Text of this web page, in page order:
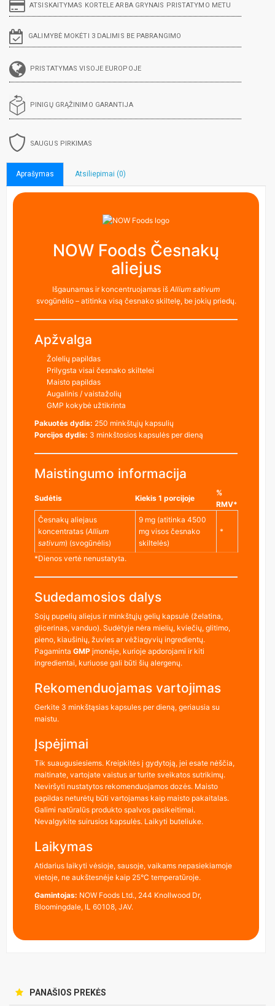
ATSISKAITYMAS KORTELE ARBA GRYNAIS PRISTATYMO METU
GALIMYBĖ MOKĖTI 3 DALIMIS BE PABRANGIMO
PRISTATYMAS VISOJE EUROPOJE
PINIGŲ GRĄŽINIMO GARANTIJA
SAUGUS PIRKIMAS
Aprašymas Atsiliepimai (0)
NOW Foods Česnakų
aliejus
Išgaunamas ir koncentruojamas iš Allium sativum
svogūnėlio – atitinka visą česnako skiltelę, be jokių priedų.
Apžvalga
Žolelių papildas
Prilygsta visai česnako skiltelei
Maisto papildas
Augalinis / vaistažolių
GMP kokybė užtikrinta
Pakuotės dydis: 250 minkštųjų kapsulių
Porcijos dydis: 3 minkštosios kapsulės per dieną
Maistingumo informacija
Sudėtis Kiekis 1 porcijoje
%
RMV*
Česnakų aliejaus
koncentratas (Allium
sativum) (svogūnėlis)
9 mg (atitinka 4500
mg visos česnako
skiltelės)
*
*Dienos vertė nenustatyta.
Sudedamosios dalys
Sojų pupelių aliejus ir minkštųjų gelių kapsulė (želatina,
glicerinas, vanduo). Sudėtyje nėra mielių, kviečių, glitimo,
pieno, kiaušinių, žuvies ar vėžiagyvių ingredientų.
Pagaminta GMP įmonėje, kurioje apdorojami ir kiti
ingredientai, kuriuose gali būti šių alergenų.
Rekomenduojamas vartojimas
Gerkite 3 minkštąsias kapsules per dieną, geriausia su
maistu.
Įspėjimai
Tik suaugusiesiems. Kreipkitės į gydytoją, jei esate nėščia,
maitinate, vartojate vaistus ar turite sveikatos sutrikimų.
Neviršyti nustatytos rekomenduojamos dozės. Maisto
papildas neturėtų būti vartojamas kaip maisto pakaitalas.
Galimi natūralūs produkto spalvos pasikeitimai.
Nevalgykite suirusios kapsulės. Laikyti buteliuke.
Laikymas
Atidarius laikyti vėsioje, sausoje, vaikams nepasiekiamoje
vietoje, ne aukštesnėje kaip 25°C temperatūroje.
Gamintojas: NOW Foods Ltd., 244 Knollwood Dr,
Bloomingdale, IL 60108, JAV.
PANAŠIOS PREKĖS